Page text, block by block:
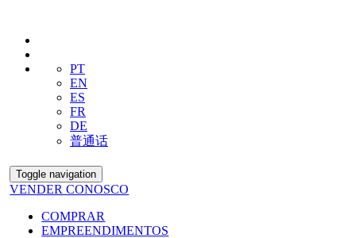
PT
EN
ES
FR
DE
普通话
Toggle navigation
VENDER CONOSCO
COMPRAR
EMPREENDIMENTOS